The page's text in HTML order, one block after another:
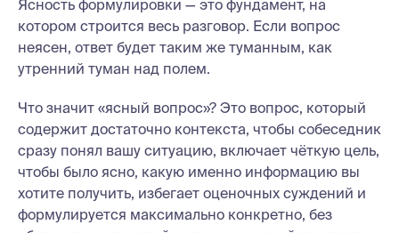
Ясность формулировки — это фундамент, на
котором строится весь разговор. Если вопрос
неясен, ответ будет таким же туманным, как
утренний туман над полем.
Что значит «ясный вопрос»? Это вопрос, который
содержит достаточно контекста, чтобы собеседник
сразу понял вашу ситуацию, включает чёткую цель,
чтобы было ясно, какую именно информацию вы
хотите получить, избегает оценочных суждений и
формулируется максимально конкретно, без